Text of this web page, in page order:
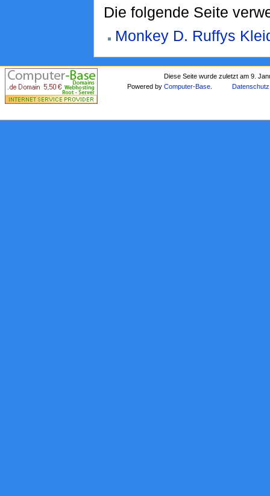
Die folgende Seite
Monkey D. Ruffys
Diese Seite wurde zuletzt am 9.
Powered byComputer-Base Datenschutz